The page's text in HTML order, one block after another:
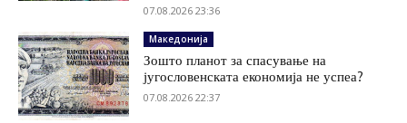
07.08.2026 23:36
Македонија
Зошто планот за спасување на
југословенската економија не успеа?
07.08.2026 22:37